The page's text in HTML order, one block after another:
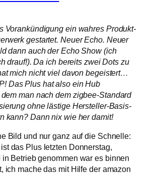
Vorankündigung ein wahres Produkt-
gestartet. Neuer Echo. Neuer
dann auch der Echo Show (ich
drauf!). Da ich bereits zwei Dots zu
mich nicht viel davon begeistert…
Das Plus hat also ein Hub
man nach dem zigbee-Standard
ohne lästige Hersteller-Basis-
kann? Dann nix wie her damit!
Bild und nur ganz auf die Schnelle:
das Plus letzten Donnerstag,
Betrieb genommen war es binnen
ich mache das mit Hilfe der amazon